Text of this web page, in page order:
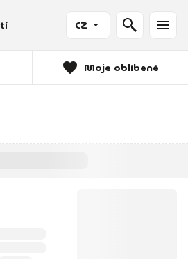
CZ
Moje oblíbené